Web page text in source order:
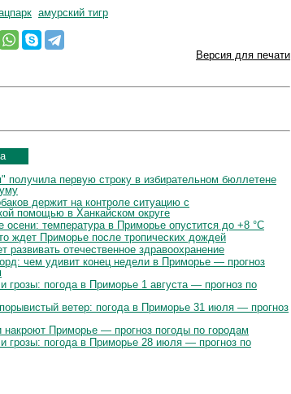
амурский тигр
Версия для печати
получила первую строку в избирательном бюллетене
держит на контроле ситуацию с
помощью в Ханкайском округе
осени: температура в Приморье опустится до +8 °C
ждет Приморье после тропических дождей
развивать отечественное здравоохранение
чем удивит конец недели в Приморье — прогноз
грозы: погода в Приморье 1 августа — прогноз по
ветер: погода в Приморье 31 июля — прогноз
Приморье — прогноз погоды по городам
грозы: погода в Приморье 28 июля — прогноз по